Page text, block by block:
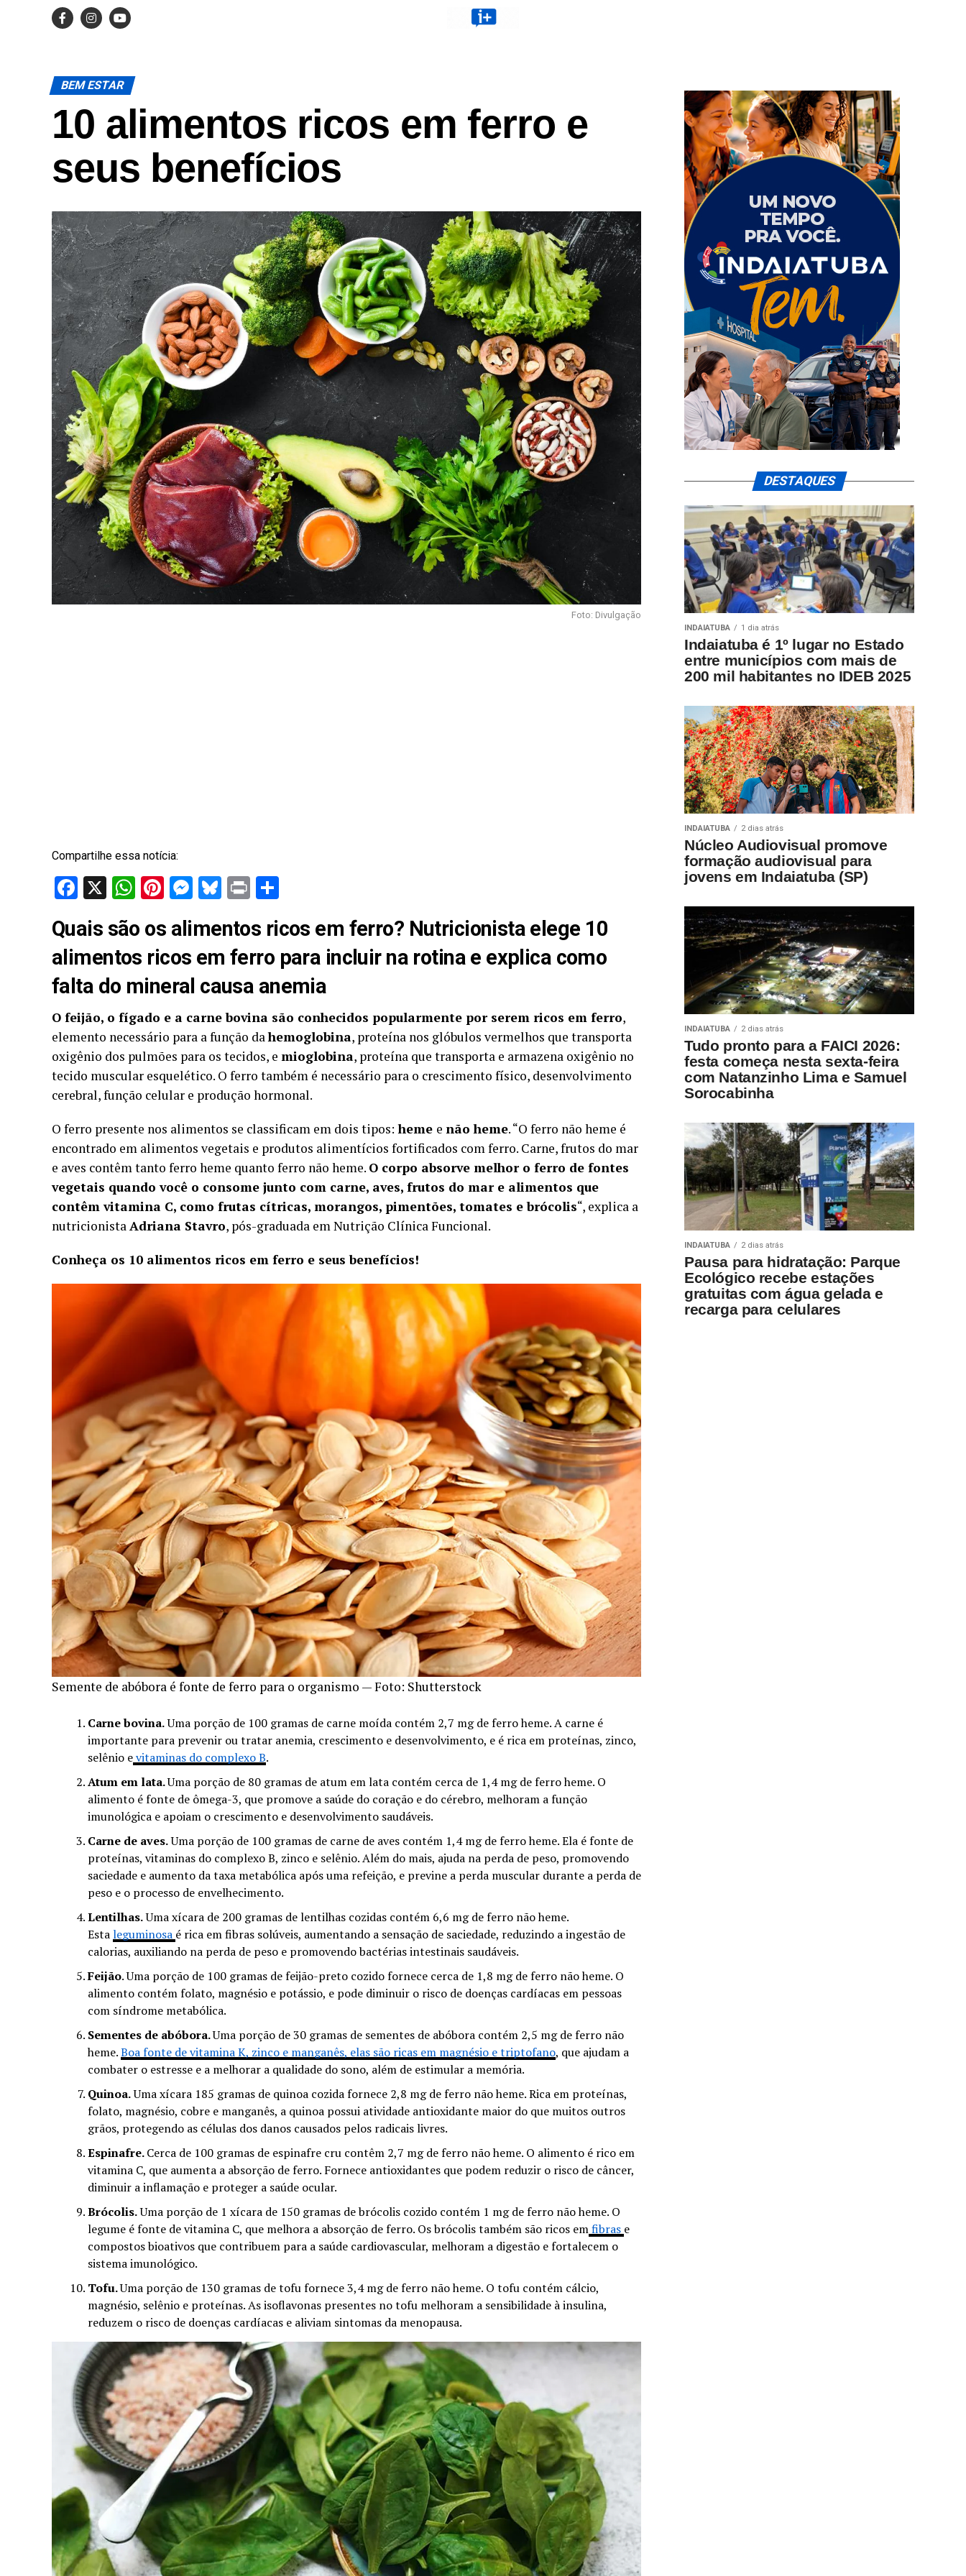
BEM ESTAR
10 alimentos ricos em ferro e
seus benefícios
Foto: Divulgação
Compartilhe essa notícia:
Facebook
X WhatsApp
Pinterest
Messenger
Bluesky
Print
Quais são os alimentos ricos em ferro? Nutricionista elege 10
alimentos ricos em ferro para incluir na rotina e explica como
falta do mineral causa anemia
O feijão, o fígado e a carne bovina são conhecidos popularmente por serem ricos em ferro,
elemento necessário para a função dahemoglobina, proteína nos glóbulos vermelhos que transporta
oxigênio dos pulmões para os tecidos, e mioglobina, proteína que transporta e armazena oxigênio no
tecido muscular esquelético. O ferro também é necessário para o crescimento físico, desenvolvimento
cerebral, função celular e produção hormonal.
O ferro presente nos alimentos se classificam em dois tipos: heme e não heme. “O ferro não heme é
encontrado em alimentos vegetais e produtos alimentícios fortificados com ferro. Carne, frutos do mar
e aves contêm tanto ferro heme quanto ferro não heme. O corpo absorve melhor o ferro de fontes
vegetais quando você o consome junto com carne, aves, frutos do mar e alimentos que
contêm vitamina C, como frutas cítricas, morangos, pimentões, tomates e brócolis“, explica a
nutricionistaAdriana Stavro, pós-graduada em Nutrição Clínica Funcional.
Conheça os 10 alimentos ricos em ferro e seus benefícios!
Semente de abóbora é fonte de ferro para o organismo — Foto: Shutterstock
Carne bovina.Uma porção de 100 gramas de carne moída contém 2,7 mg de ferro heme. A carne é
importante para prevenir ou tratar anemia, crescimento e desenvolvimento, e é rica em proteínas, zinco,
selênio evitaminas do complexo B.
Atum em lata.Uma porção de 80 gramas de atum em lata contém cerca de 1,4 mg de ferro heme. O
alimento é fonte de ômega-3, que promove a saúde do coração e do cérebro, melhoram a função
imunológica e apoiam o crescimento e desenvolvimento saudáveis.
Carne de aves.Uma porção de 100 gramas de carne de aves contém 1,4 mg de ferro heme. Ela é fonte de
proteínas, vitaminas do complexo B, zinco e selênio. Além do mais, ajuda na perda de peso, promovendo
saciedade e aumento da taxa metabólica após uma refeição, e previne a perda muscular durante a perda de
peso e o processo de envelhecimento.
Lentilhas.Uma xícara de 200 gramas de lentilhas cozidas contém 6,6 mg de ferro não heme.
Estaleguminosa é rica em fibras solúveis, aumentando a sensação de saciedade, reduzindo a ingestão de
calorias, auxiliando na perda de peso e promovendo bactérias intestinais saudáveis.
Feijão. Uma porção de 100 gramas de feijão-preto cozido fornece cerca de 1,8 mg de ferro não heme. O
alimento contém folato, magnésio e potássio, e pode diminuir o risco de doenças cardíacas em pessoas
com síndrome metabólica.
Sementes de abóbora.Uma porção de 30 gramas de sementes de abóbora contém 2,5 mg de ferro não
heme.Boa fonte de vitamina K, zinco e manganês, elas são ricas em magnésio e triptofano, que ajudam a
combater o estresse e a melhorar a qualidade do sono, além de estimular a memória.
Quinoa.Uma xícara 185 gramas de quinoa cozida fornece 2,8 mg de ferro não heme. Rica em proteínas,
folato, magnésio, cobre e manganês, a quinoa possui atividade antioxidante maior do que muitos outros
grãos, protegendo as células dos danos causados pelos radicais livres.
Espinafre.Cerca de 100 gramas de espinafre cru contêm 2,7 mg de ferro não heme. O alimento é rico em
vitamina C, que aumenta a absorção de ferro. Fornece antioxidantes que podem reduzir o risco de câncer,
diminuir a inflamação e proteger a saúde ocular.
Brócolis.Uma porção de 1 xícara de 150 gramas de brócolis cozido contém 1 mg de ferro não heme. O
legume é fonte de vitamina C, que melhora a absorção de ferro. Os brócolis também são ricos emfibras e
compostos bioativos que contribuem para a saúde cardiovascular, melhoram a digestão e fortalecem o
sistema imunológico.
Tofu.Uma porção de 130 gramas de tofu fornece 3,4 mg de ferro não heme. O tofu contém cálcio,
magnésio, selênio e proteínas. As isoflavonas presentes no tofu melhoram a sensibilidade à insulina,
reduzem o risco de doenças cardíacas e aliviam sintomas da menopausa.
DESTAQUES
INDAIATUBA 1 dia atrás
Indaiatuba é 1º lugar no Estado
entre municípios com mais de
200 mil habitantes no IDEB 2025
INDAIATUBA 2 dias atrás
Núcleo Audiovisual promove
formação audiovisual para
jovens em Indaiatuba (SP)
INDAIATUBA 2 dias atrás
Tudo pronto para a FAICI 2026:
festa começa nesta sexta-feira
com Natanzinho Lima e Samuel
Sorocabinha
INDAIATUBA 2 dias atrás
Pausa para hidratação: Parque
Ecológico recebe estações
gratuitas com água gelada e
recarga para celulares